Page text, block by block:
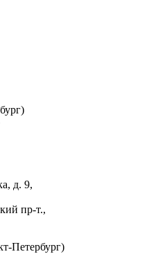
д. 9,
пр-т.,
Петербург)